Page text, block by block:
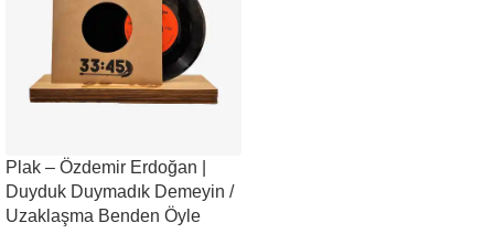
Plak – Özdemir Erdoğan |
Duyduk Duymadık Demeyin /
Uzaklaşma Benden Öyle